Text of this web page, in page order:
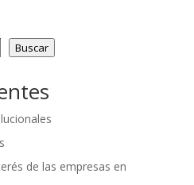
Buscar
de las empresas en